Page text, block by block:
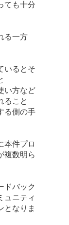
ても十分
る一方
いるとそ
い方など
ること
る側の手
本件プロ
複数明ら
ドバック
ュニティ
となりま